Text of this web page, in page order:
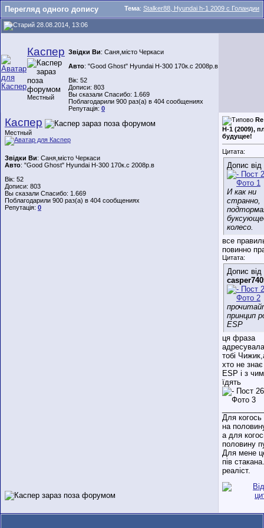
Тема: Stalker88, Hyundai h-1 2009 с Голандии
Перегляд одного допису
28.08.2014, 13:06
Каспер
Местный
Звідки Ви: Саня,місто Черкаси
Авто: "Good Ghost" Hyundai H-300 170к.с 2008р.в
Вік: 52
Дописи: 803
Вы сказали Спасибо: 1.669
Поблагодарили 900 раз(а) в 404 сообщениях
Репутація: 0
Каспер
Местный
Звідки Ви: Саня,місто Черкаси
Авто: "Good Ghost" Hyundai H-300 170к.с 2008р.в
Вік: 52
Дописи: 803
Вы сказали Спасибо: 1.669
Поблагодарили 900 раз(а) в 404 сообщениях
Репутація: 0
H-1 (2009),
будущее!
Цитата:
Допис від
И как ни
странно,
колесо.
все
повинно
Цитата:
Допис від
принцип
ESP
ця фраза
тобі
хто не
ESP і з
їдять
Для когось
на
а для
половину
Для мене
пів
реаліст.